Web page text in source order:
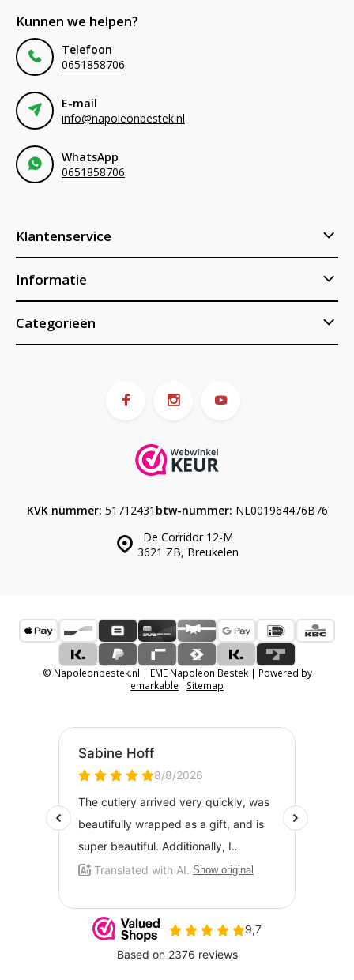
Kunnen we helpen?
Telefoon
0651858706
E-mail
info@napoleonbestek.nl
WhatsApp
0651858706
Klantenservice
Informatie
Categorieën
De Corridor 12-M
3621 ZB, Breukelen
KVK nummer: 51712431 btw-nummer: NL001964476B76
© Napoleonbestek.nl | EME Napoleon Bestek | Powered by
emarkable
Sitemap